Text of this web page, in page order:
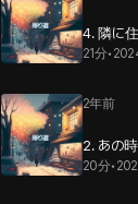
4. 隣に
21分•
2年前
2. あの
20分•